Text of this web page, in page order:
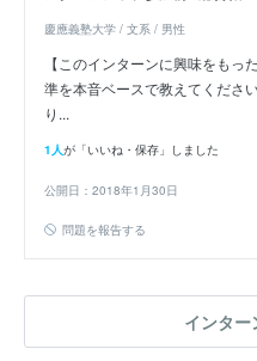
慶應義塾大学 / 文系 / 男性
【このインターンに興味をも
準を本音ベースで教えてくださ
り...
1人が「いいね・保存」しました
公開日：2018年1月30日
問題を報告する
インター